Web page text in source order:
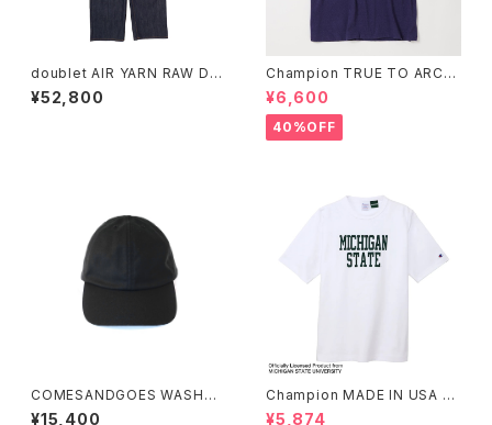
doublet AIR YARN RAW DE
NIM PANTS
¥52,800
Champion TRUE TO ARCHI
VES ショートスリーブTシャツ
¥6,600
40%OFF
COMESANDGOES WASHAB
LE TWILL STANDARD CAP
¥15,400
Champion MADE IN USA T1
011 SHORT SLEEVE T-SHIR
¥5,874